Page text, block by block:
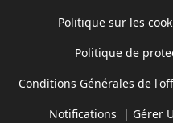
Politique sur les
Politique de
Conditions Générales de
Notifications | Gérer